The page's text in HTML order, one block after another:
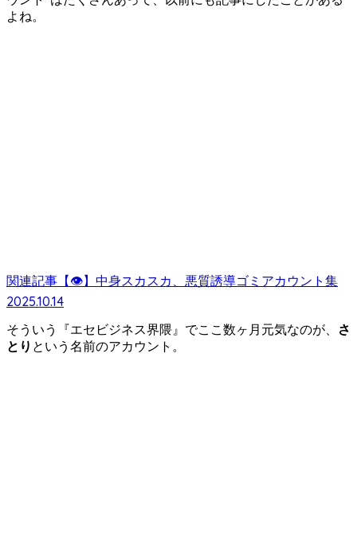
よね。
関連記事 【👁】中身スカスカ、悪質誘導ゴミアカウント集
2025.10.14
そういう『エセビジネス界隈』でここ数ヶ月元気なのが、
さ
とり という名前のアカウント。